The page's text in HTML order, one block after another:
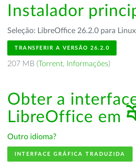
Instalador
Seleção: LibreOffice 26.2.0 para
TRANSFERIR A VERSÃO 26.2.0
207 MB (Torrent, Informações)
Obter a
LibreOffice em
Outro idioma?
INTERFACE GRÁFICA TRADUZIDA